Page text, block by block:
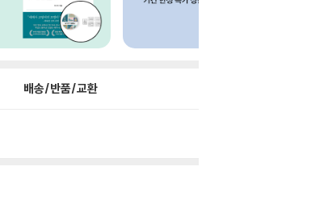
배송/반품/교환